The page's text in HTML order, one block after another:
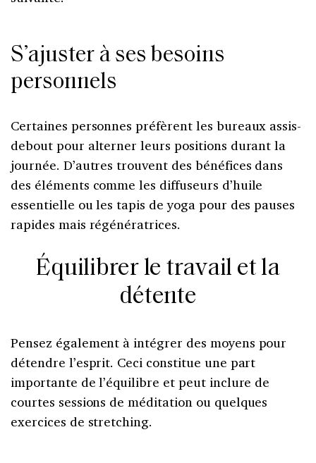
S’ajuster à ses besoins
personnels
Certaines personnes préfèrent les bureaux assis-
debout pour alterner leurs positions durant la
journée. D’autres trouvent des bénéfices dans
des éléments comme les diffuseurs d’huile
essentielle ou les tapis de yoga pour des pauses
rapides mais régénératrices.
Équilibrer le travail et la
détente
Pensez également à intégrer des moyens pour
détendre l’esprit. Ceci constitue une part
importante de l’équilibre et peut inclure de
courtes sessions de méditation ou quelques
exercices de stretching.